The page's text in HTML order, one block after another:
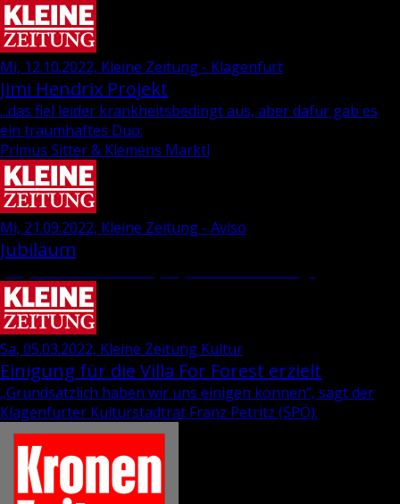
Mi, 12.10.2022, Kleine Zeitung - Klagenfurt
Jimi Hen­d­rix Pro­jekt
...das fiel leider krankheitsbedingt aus, aber dafür gab es
ein traumhaftes Duo:
Primus Sitter & Klemens Marktl
Mi, 21.09.2022, Kleine Zeitung - Aviso
Jubiläum
Sa, 05.03.2022, Kleine Zeitung Kultur
Einigung für die Villa For Forest erzielt
„Grund­sätz­lich haben wir uns ei­ni­gen kön­nen“, sagt der
Kla­gen­fur­ter Kul­tur­stadt­rat Franz Pe­tritz (SPÖ).